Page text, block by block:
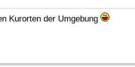
Kurorten der Umgebung